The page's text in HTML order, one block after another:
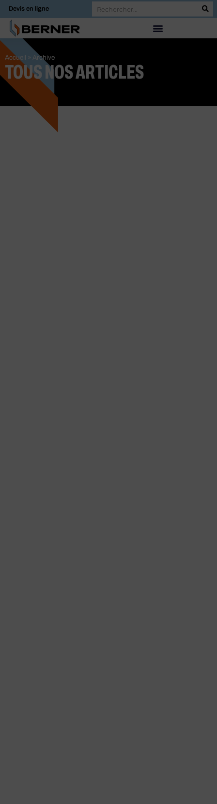
Devis en ligne
Accueil » Archive
TOUS NOS ARTICLES